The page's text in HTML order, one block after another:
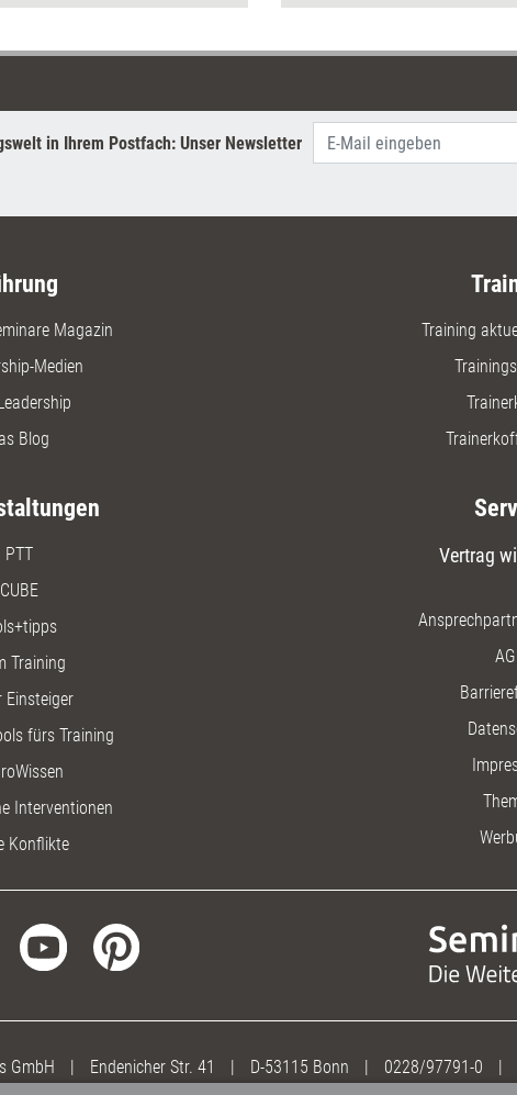
Teil 9 neben diversen Trainings-
neuartige Haftnotizen.
in Ihrem Postfach: Unser Newsletter
Magazin
Medien
Blog
Training
PTT
CUBE
Training
Einsteiger
fürs Training
Interventionen
Konflikte
Vertrag
GmbH | Endenicher Str. 41 | D-53115 Bonn | 0228/97791-0 |